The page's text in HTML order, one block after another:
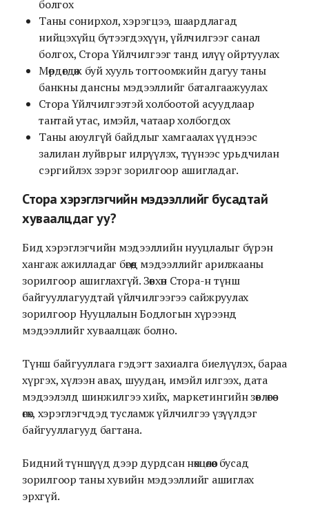
болгох
Таны сонирхол, хэрэгцээ, шаардлагад
нийцэхүйц бүтээгдэхүүн, үйлчилгээг санал
болгох, Стора Үйлчилгээг танд илүү ойртуулах
Мөрдөгдөж буй хууль тогтоомжийн дагуу таны
банкны дансны мэдээллийг баталгаажуулах
Стора Үйлчилгээтэй холбоотой асуудлаар
тантай утас, имэйл, чатаар холбогдох
Таны аюулгүй байдлыг хамгаалах үүднээс
залилан луйврыг илрүүлэх, түүнээс урьдчилан
сэргийлэх зэрэг зорилгоор ашигладаг.
Стора хэрэглэгчийн мэдээллийг бусадтай
хуваалцдаг уу?
Бид хэрэглэгчийн мэдээллийн нууцлалыг бүрэн
хангаж ажилладаг бөгөөд мэдээллийг арилжааны
зорилгоор ашиглахгүй. Зөвхөн Стора-н түнш
байгууллагуудтай үйлчилгээгээ сайжруулах
зорилгоор Нууцлалын Бодлогын хүрээнд
мэдээллийг хуваалцаж болно.
Түнш байгууллага гэдэгт захиалга биелүүлэх, бараа
хүргэх, хүлээн авах, шуудан, имэйл илгээх, дата
мэдээлэлд шинжилгээ хийх, маркетингийн зөвлөгөө
өгөх, хэрэглэгчдэд тусламж үйлчилгээ үзүүлдэг
байгууллагууд багтана.
Бидний түншүүд дээр дурдсан нөхцөлөөс бусад
зорилгоор таны хувийн мэдээллийг ашиглах
эрхгүй.